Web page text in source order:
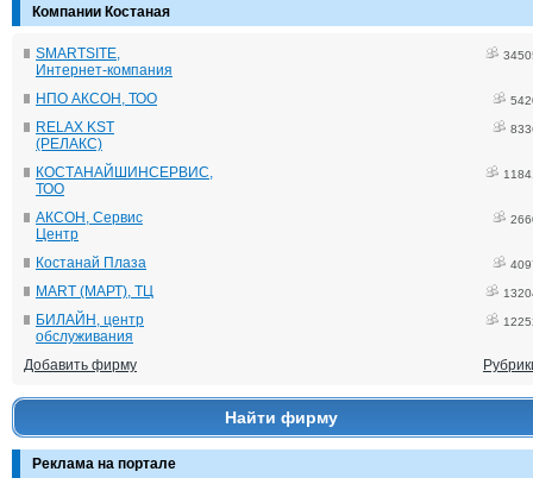
Компании Костаная
SMARTSITE,
Интернет-компания
НПО АКСОН, ТОО
RELAX KST
(РЕЛАКС)
КОСТАНАЙШИНСЕРВИС,
ТОО
АКСОН, Сервис
Центр
Костанай Плаза
MART (МАРТ), ТЦ
БИЛАЙН, центр
обслуживания
Добавить фирму
Найти фирму
Реклама на портале